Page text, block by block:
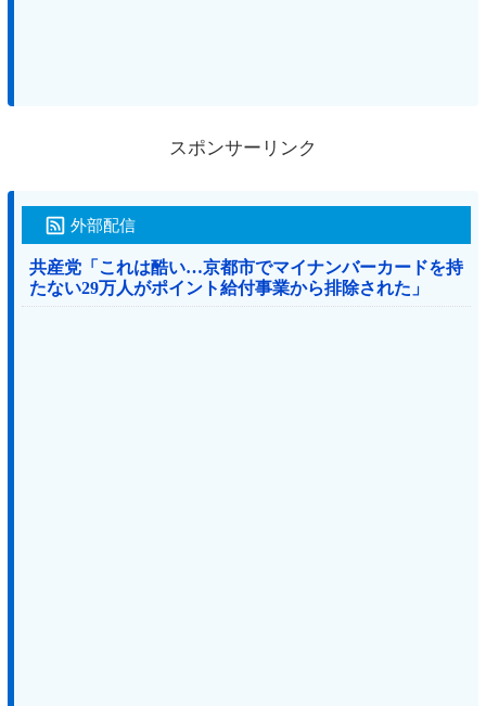
スポンサーリンク
外部配信
共産党「これは酷い…京都市でマイナンバーカードを持
たない29万人がポイント給付事業から排除された」